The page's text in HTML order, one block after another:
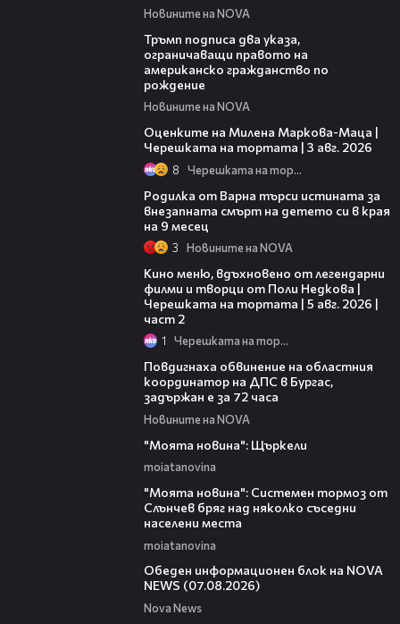
Новините на NOVA
Тръмп подписа два указа,
ограничаващи правото на
американско гражданство по
рождение
Новините на NOVA
Оценките на Милена Маркова-Маца |
Черешката на тортата | 3 авг. 2026
8 Черешката на тортата
Родилка от Варна търси истината за
внезапната смърт на детето си в края
на 9 месец
3 Новините на NOVA
Кино меню, вдъхновено от легендарни
филми и творци от Поли Недкова |
Черешката на тортата | 5 авг. 2026 |
част 2
1 Черешката на тортата
Повдигнаха обвинение на областния
координатор на ДПС в Бургас,
задържан е за 72 часа
Новините на NOVA
"Моята новина": Щъркели
moiatanovina
"Моята новина": Системен тормоз от
Слънчев бряг над няколко съседни
населени места
moiatanovina
Обеден информационен блок на NOVA
NEWS (07.08.2026)
Nova News